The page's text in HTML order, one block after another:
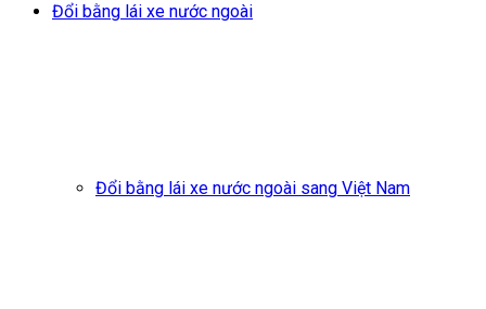
Đổi bằng lái xe nước ngoài
Đổi bằng lái xe nước ngoài sang Việt Nam